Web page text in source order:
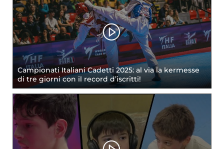
Campionati Italiani Cadetti 2025: al via la kermesse
di tre giorni con il record d’iscritti!